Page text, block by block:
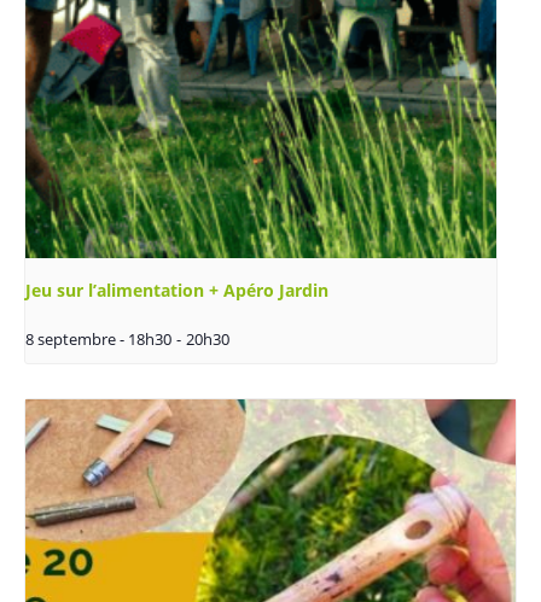
Jeu sur l’alimentation + Apéro Jardin
8 septembre - 18h30 - 20h30